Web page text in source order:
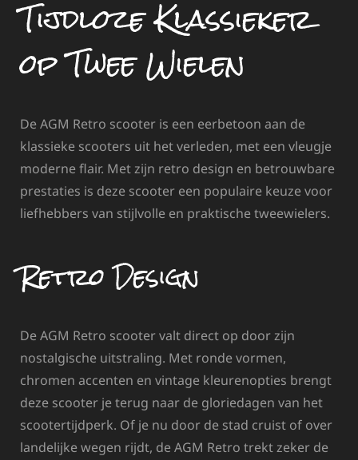
Tijdloze Klassieker
op Twee Wielen
De AGM Retro scooter is een eerbetoon aan de
klassieke scooters uit het verleden, met een vleugje
moderne flair. Met zijn retro design en betrouwbare
prestaties is deze scooter een populaire keuze voor
liefhebbers van stijlvolle en praktische tweewielers.
Retro Design
De AGM Retro scooter valt direct op door zijn
nostalgische uitstraling. Met ronde vormen,
chromen accenten en vintage kleurenopties brengt
deze scooter je terug naar de gloriedagen van het
scootertijdperk. Of je nu door de stad cruist of over
landelijke wegen rijdt, de AGM Retro trekt zeker de